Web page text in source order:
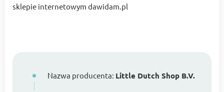
sklepie internetowym dawidam.pl
Nazwa producenta: Little Dutch Shop B.V.